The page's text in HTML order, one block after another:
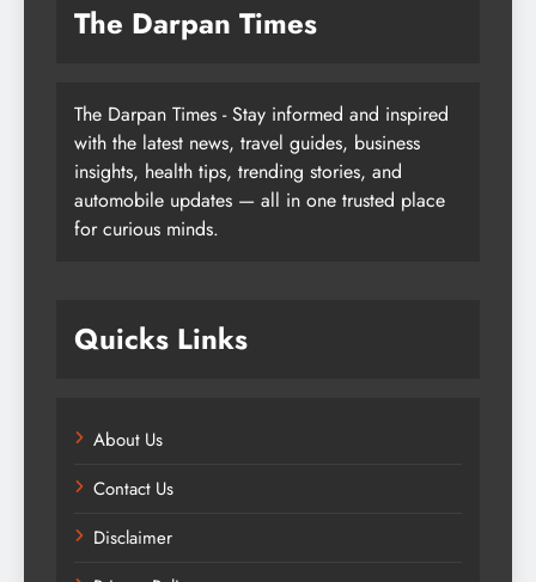
The Darpan Times
The Darpan Times - Stay informed and inspired
with the latest news, travel guides, business
insights, health tips, trending stories, and
automobile updates — all in one trusted place
for curious minds.
Quicks Links
About Us
Contact Us
Disclaimer